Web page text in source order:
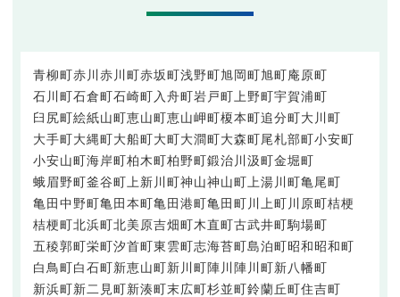
青柳町赤川赤川町赤坂町浅野町旭岡町旭町庵原町
石川町石倉町石崎町 入舟町岩戸町 上野町宇賀浦町
臼尻町絵紙山町恵山町恵山岬町榎本町追分町大川町
大手町大縄町大船町大町大澗町大森町尾札部町小安町
小安山町海岸町柏木町柏野町鍛治 川汲町金堀町
蛾眉野町釜谷町 上新川町神山神山町 上湯川町亀尾町
亀田中野町亀田本町亀田港町亀田町 川上町 川原町桔梗
桔梗町北浜町北美原吉畑町木直町古武井町駒場町
五稜郭町栄町汐首町東雲町志海苔町島泊町昭和昭和町
白鳥町白石町新恵山町新川町陣川陣川町新八幡町
新浜町新二見町新湊町末広町杉並町鈴蘭丘町住吉町